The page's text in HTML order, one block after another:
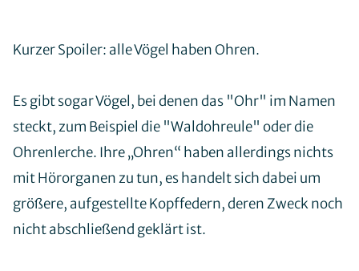
Das Team
Mitglieder
Kontakt
Satzung
Newsletter
Offene Stellen
Kurzer Spoiler: alle Vögel haben Ohren.
Es gibt sogar Vögel, bei denen das "Ohr" im Namen
steckt, zum Beispiel die "Waldohreule" oder die
Ohrenlerche. Ihre „Ohren“ haben allerdings nichts
mit Hörorganen zu tun, es handelt sich dabei um
größere, aufgestellte Kopffedern, deren Zweck noch
nicht abschließend geklärt ist.